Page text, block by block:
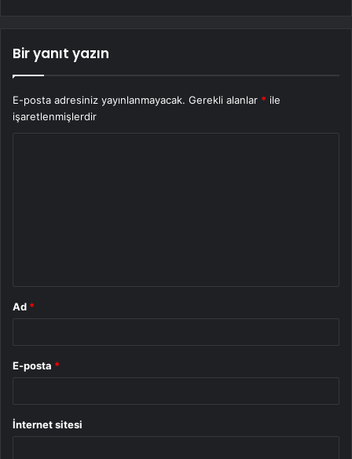
Bir yanıt yazın
E-posta adresiniz yayınlanmayacak. Gerekli alanlar * ile
işaretlenmişlerdir
Ad *
E-posta *
İnternet sitesi